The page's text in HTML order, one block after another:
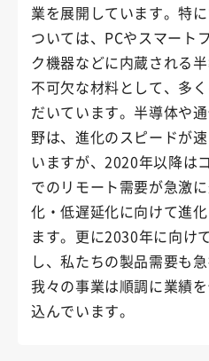
業を展開しています。特
ついては、PCやスマート
ク機器などに内蔵される
不可欠な材料として、多
だいています。半導体や
野は、進化のスピードが
いますが、2020年以降は
でのリモート需要が急激
化・低遅延化に向けて進
ます。更に2030年に向け
し、私たちの製品需要も
我々の事業は順調に業績
込んでいます。